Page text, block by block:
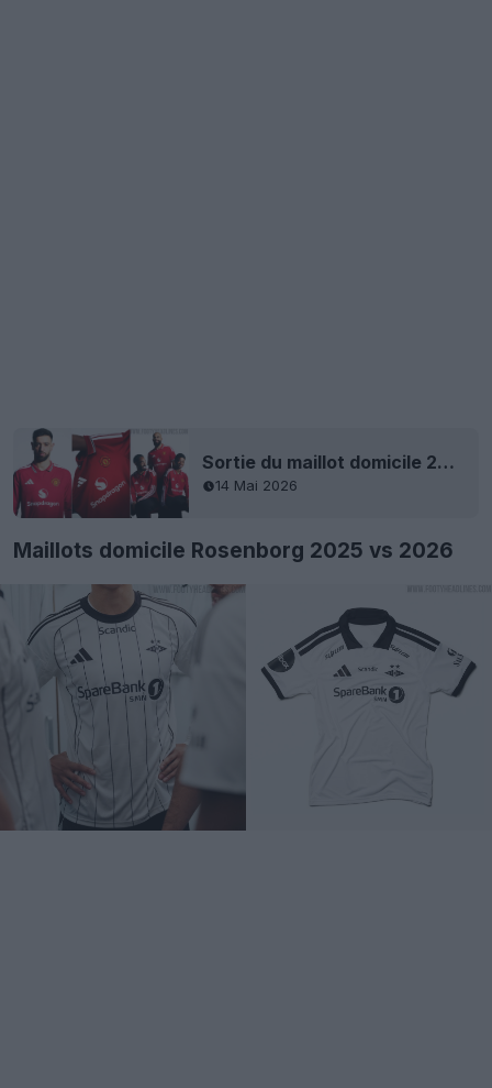
Sortie du maillot domicile 2026-2027 de Manchester United
14 Mai 2026
Maillots domicile Rosenborg 2025 vs 2026